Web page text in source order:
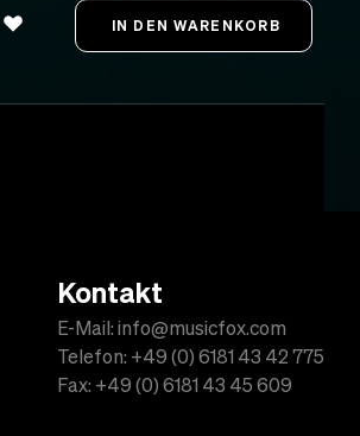
Kontakt
E-Mail: info@musicfox.com
Telefon: +49 (0) 6181 43 42 775
Fax: +49 (0) 6181 43 45 609